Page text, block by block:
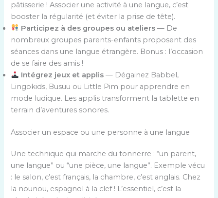
pâtisserie ! Associer une activité à une langue, c’est
booster la régularité (et éviter la prise de tête).
Participez à des groupes ou ateliers — De
nombreux groupes parents-enfants proposent des
séances dans une langue étrangère. Bonus : l’occasion
de se faire des amis !
Intégrez jeux et applis — Dégainez Babbel,
Lingokids, Busuu ou Little Pim pour apprendre en
mode ludique. Les applis transforment la tablette en
terrain d’aventures sonores.
Associer un espace ou une personne à une langue
Une technique qui marche du tonnerre : “un parent,
une langue” ou “une pièce, une langue”. Exemple vécu
: le salon, c’est français, la chambre, c’est anglais. Chez
la nounou, espagnol à la clef ! L’essentiel, c’est la